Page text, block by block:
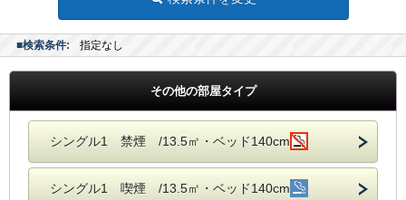
■検索条件: 指定なし
その他の部屋タイプ
シングル1 禁煙 /13.5㎡・ベッド140cm
シングル1 喫煙 /13.5㎡・ベッド140cm